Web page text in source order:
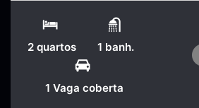
2 quartos 1 banh.
1 Vaga coberta